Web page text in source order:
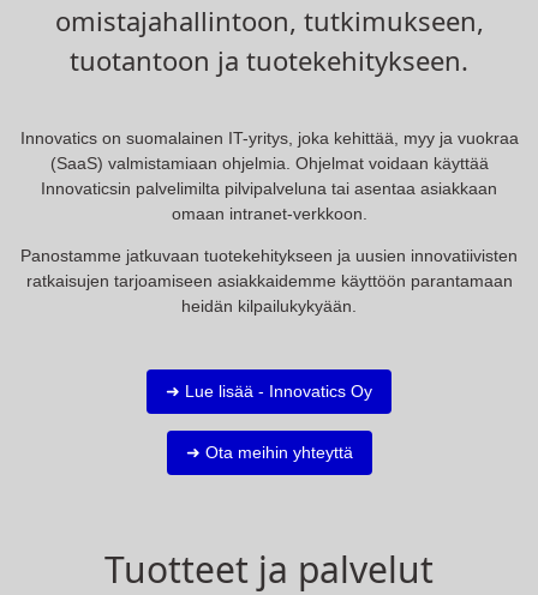
omistajahallintoon, tutkimukseen,
tuotantoon ja tuotekehitykseen.
Innovatics on suomalainen IT-yritys, joka kehittää, myy ja vuokraa
(SaaS) valmistamiaan ohjelmia. Ohjelmat voidaan käyttää
Innovaticsin palvelimilta pilvipalveluna tai asentaa asiakkaan
omaan intranet-verkkoon.
Panostamme jatkuvaan tuotekehitykseen ja uusien innovatiivisten
ratkaisujen tarjoamiseen asiakkaidemme käyttöön parantamaan
heidän kilpailukykyään.
➜ Lue lisää - Innovatics Oy
➜ Ota meihin yhteyttä
Tuotteet ja palvelut